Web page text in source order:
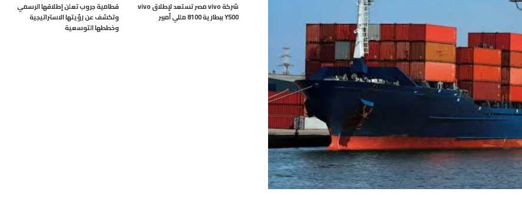
شركة vivo مصر تستعد لإطلاق vivo
Y500 ببطارية 8100 مللي أمبير
قطامية جروب تعلن إطلاقها الرسمي
وتكشف عن رؤيتها الاستراتيجية
وخططها التوسعية